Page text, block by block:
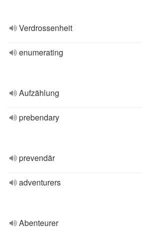
Verdrossenheit
enumerating
Aufzählung
prebendary
prevendär
adventurers
Abenteurer